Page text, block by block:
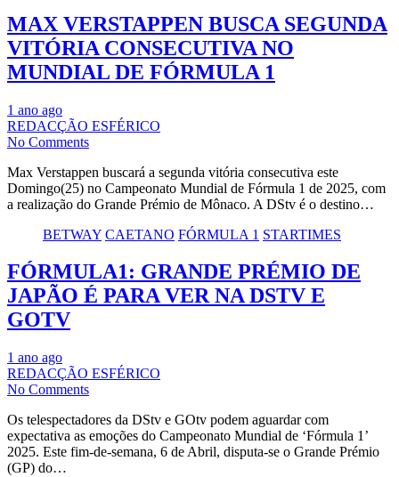
MAX VERSTAPPEN BUSCA SEGUNDA
VITÓRIA CONSECUTIVA NO
MUNDIAL DE FÓRMULA 1
1 ano ago
REDACÇÃO ESFÉRICO
No Comments
Max Verstappen buscará a segunda vitória consecutiva este
Domingo(25) no Campeonato Mundial de Fórmula 1 de 2025, com
a realização do Grande Prémio de Mônaco. A DStv é o destino…
BETWAY CAETANO FÓRMULA 1 STARTIMES
FÓRMULA1: GRANDE PRÉMIO DE
JAPÃO É PARA VER NA DSTV E
GOTV
1 ano ago
REDACÇÃO ESFÉRICO
No Comments
Os telespectadores da DStv e GOtv podem aguardar com
expectativa as emoções do Campeonato Mundial de ‘Fórmula 1’
2025. Este fim-de-semana, 6 de Abril, disputa-se o Grande Prémio
(GP) do…